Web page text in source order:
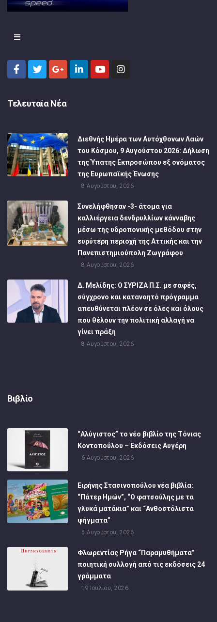
Τελευταία Νέα
Διεθνής Ημέρα των Αυτόχθονων Λαών
του Κόσμου, 9 Αυγούστου 2026: Δήλωση
της Ύπατης Εκπροσώπου εξ ονόματος
της Ευρωπαϊκής Ένωσης
8 Αυγούστου, 2026
Συνελήφθησαν -3- άτομα για
καλλιέργεια δενδρυλλίων κάνναβης
μέσω της υδροπονικής μεθόδου στην
ευρύτερη περιοχή της Αττικής και την
Πανεπιστημιούπολη Ζωγράφου
8 Αυγούστου, 2026
Δ. Μελίδης: Ο ΣΥΡΙΖΑ Π.Σ. με σαφές,
σύγχρονο και κατανοητό πρόγραμμα
απευθύνεται πλέον σε όλες και όλους
που θέλουν την πολιτική αλλαγή να
γίνει πράξη
8 Αυγούστου, 2026
Βιβλίο
“Αλύγιστος” το νέο βιβλίο της Τόνιας
Κοντοπούλου – Εκδόσεις Αυγέρη
6 Αυγούστου, 2026
Ειρήνης Στασινοπούλου νέα βιβλία:
“Πάτερ Ημών”, “Ο φατσούλης με τα
γλυκά ματάκια” και “Ανθοστόλιστα
ψήγματα”
5 Αυγούστου, 2026
Φλωρεντίας Ρήγα “Παραμυθήματα”
ποιητική συλλογή από τις εκδόσεις 24
γράμματα
19 Ιουλίου, 2026